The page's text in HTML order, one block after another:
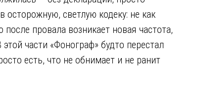
светлую кодеку: не как
после провала возникает новая частота,
части «Фонограф» будто перестал
есть, что не обнимает и не ранит